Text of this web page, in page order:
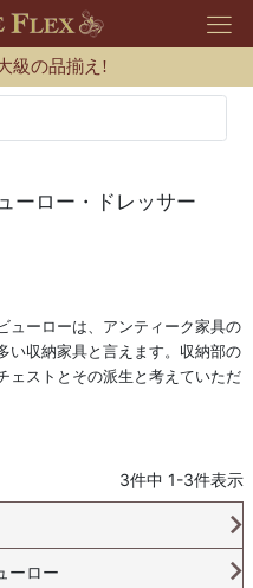
級の品揃え!
ーロー・ドレッサー
ューローは、アンティーク家具の
い収納家具と言えます。収納部の
ェストとその派生と考えていただ
3件中 1-3件表示
ーロー